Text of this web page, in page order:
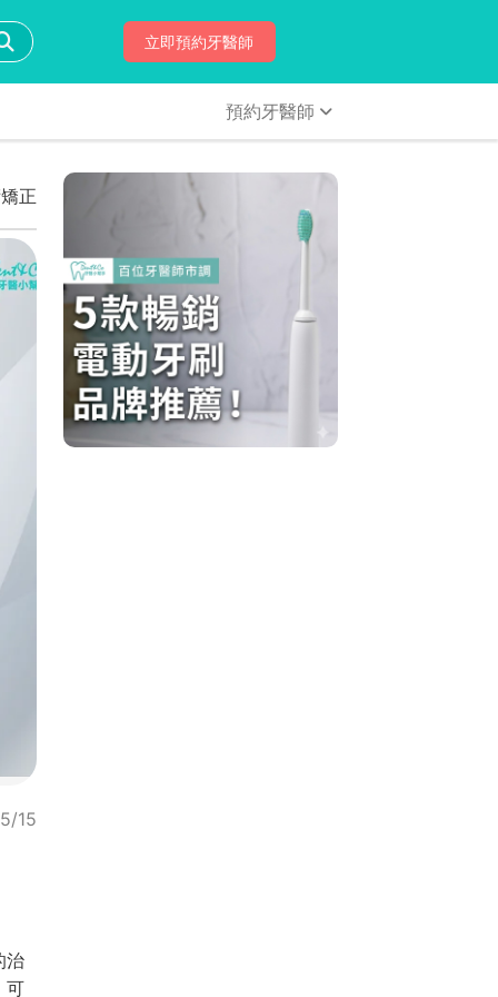
立即預約牙醫師
預約牙醫師
正
15
治
可